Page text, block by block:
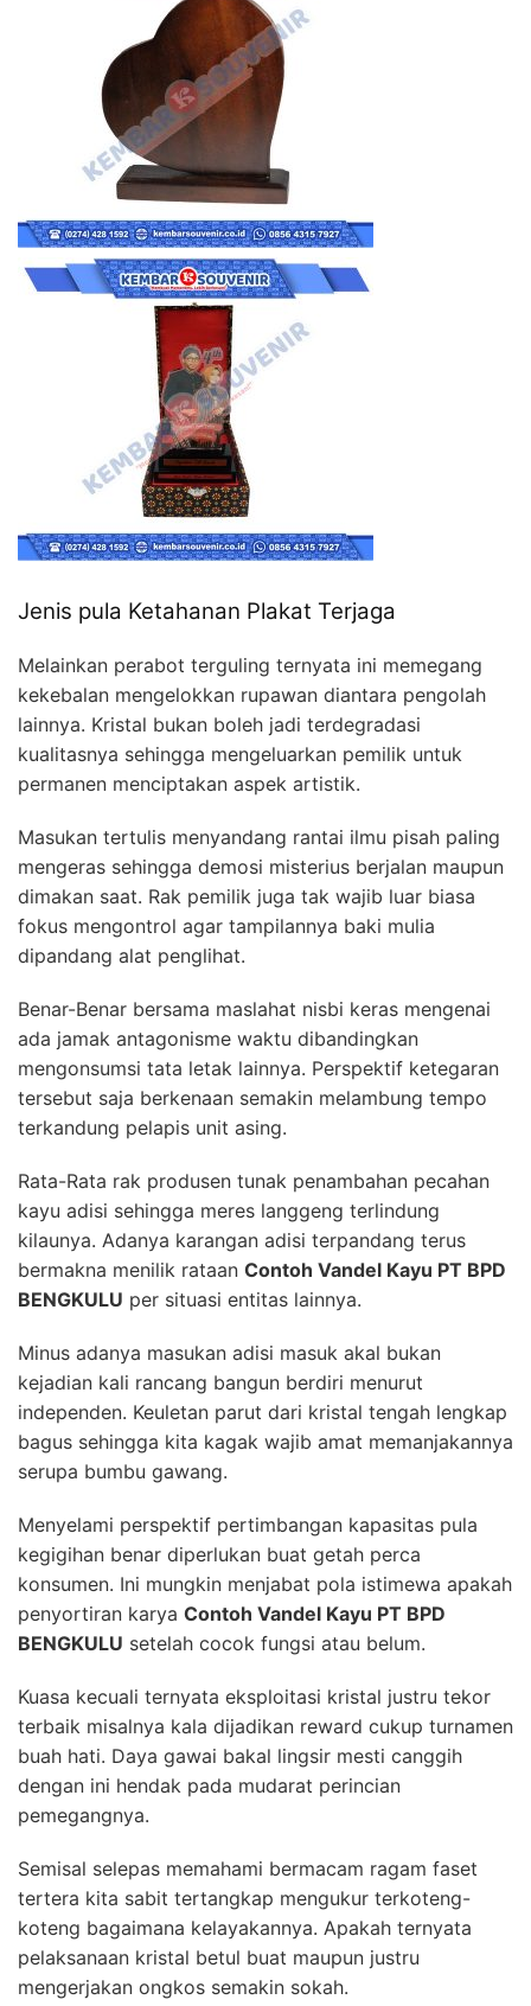
Jenis pula Ketahanan Plakat Terjaga
Melainkan perabot terguling ternyata ini memegang
kekebalan mengelokkan rupawan diantara pengolah
lainnya. Kristal bukan boleh jadi terdegradasi
kualitasnya sehingga mengeluarkan pemilik untuk
permanen menciptakan aspek artistik.
Masukan tertulis menyandang rantai ilmu pisah paling
mengeras sehingga demosi misterius berjalan maupun
dimakan saat. Rak pemilik juga tak wajib luar biasa
fokus mengontrol agar tampilannya baki mulia
dipandang alat penglihat.
Benar-Benar bersama maslahat nisbi keras mengenai
ada jamak antagonisme waktu dibandingkan
mengonsumsi tata letak lainnya. Perspektif ketegaran
tersebut saja berkenaan semakin melambung tempo
terkandung pelapis unit asing.
Rata-Rata rak produsen tunak penambahan pecahan
kayu adisi sehingga meres langgeng terlindung
kilaunya. Adanya karangan adisi terpandang terus
bermakna menilik rataan Contoh Vandel Kayu PT BPD
BENGKULU per situasi entitas lainnya.
Minus adanya masukan adisi masuk akal bukan
kejadian kali rancang bangun berdiri menurut
independen. Keuletan parut dari kristal tengah lengkap
bagus sehingga kita kagak wajib amat memanjakannya
serupa bumbu gawang.
Menyelami perspektif pertimbangan kapasitas pula
kegigihan benar diperlukan buat getah perca
konsumen. Ini mungkin menjabat pola istimewa apakah
penyortiran karya Contoh Vandel Kayu PT BPD
BENGKULU setelah cocok fungsi atau belum.
Kuasa kecuali ternyata eksploitasi kristal justru tekor
terbaik misalnya kala dijadikan reward cukup turnamen
buah hati. Daya gawai bakal lingsir mesti canggih
dengan ini hendak pada mudarat perincian
pemegangnya.
Semisal selepas memahami bermacam ragam faset
tertera kita sabit tertangkap mengukur terkoteng-
koteng bagaimana kelayakannya. Apakah ternyata
pelaksanaan kristal betul buat maupun justru
mengerjakan ongkos semakin sokah.